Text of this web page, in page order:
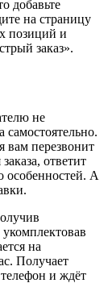
добавьте
на страницу
позиций и
заказ».
не
самостоятельно.
вам перезвонит
ответит
особенностей. А
укомплектовав
на
Получает
и ждёт